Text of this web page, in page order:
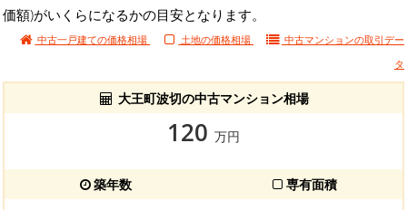
価額)がいくらになるかの目安となります。
中古一戸建ての価格相場 土地の価格相場 中古マンションの取引デー
タ
大王町波切の中古マンション相場
120 万円
築年数 専有面積